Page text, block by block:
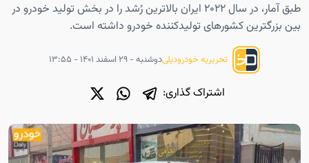
طبق آمار، در سال ۲۰۲۲ ایران بالاترین رُشد را در بخش تولید خودرو در
بین بزرگترین کشورهای تولیدکننده خودرو داشته است.
تحریریه خودرودیلیدوشنبه - ۲۹ اسفند ۱۴۰۱ - ۱۳:۵۵
اشتراک گذاری: